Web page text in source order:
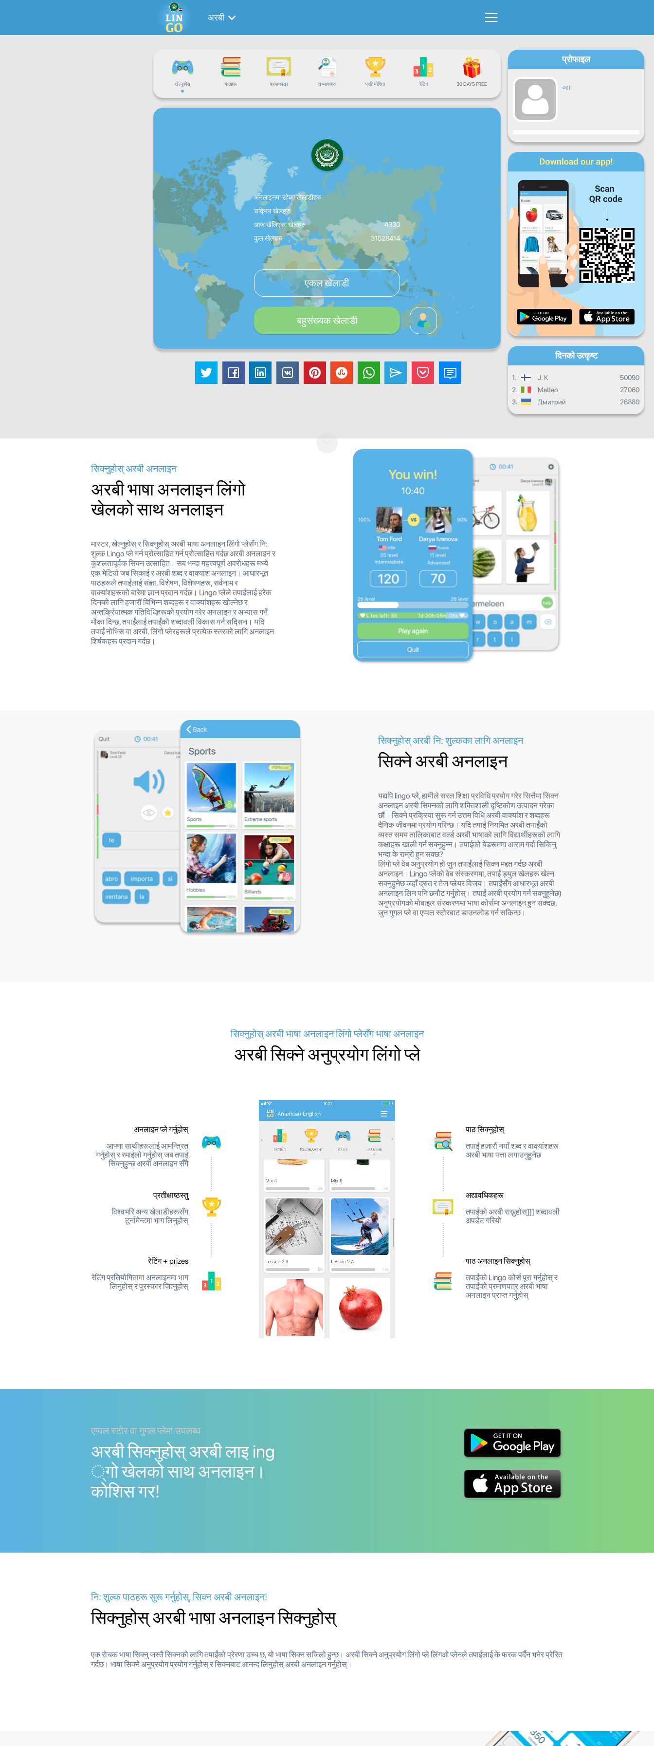
अरबी
खेल्नुहोस् पाठहरू प्रमाणपत्र तथ्यांकहरु प्रतियोगिता रेटिंग 30 DAYS FREE
अनलाइनमा रहेका खेलाडीहरु
सक्रिय खेलहरु
आज खेलिएका खेलहरु
4330
कुल खेलहरु
31528414
एकल खेलाडी
बहुसंख्यक खेलाडी
प्रोफाइल
तह|
प्रगति
सोमबार बुधबार बिहिबार
शनिबार आइतबार
दैनिक प्रगति
मासिक प्रगति
समग्र प्रगति
दिनको उत्कृष्ट
1. J. K
50090
2.
Matteo
27060
3.
Дмитрий 26880
सिक्नुहोस् अरबी अनलाइन
अरबी भाषा अनलाइन लिंगो
खेलको साथ अनलाइन
मास्टर, खेल्नुहोस् र सिक्नुहोस् अरबी भाषा अनलाइन लिंगो प्लेसँग नि:
शुल्क Lingo प्ले गर्न प्रोत्साहित गर्न प्रोत्साहित गर्दछ अरबी अनलाइन र
कुशलतापूर्वक सिक्न उत्साहित। सब भन्दा महत्त्वपूर्ण अवरोधहरू मध्ये
एक भेटियो जब सिकाई र अरबी शब्द र वाक्यांश अनलाइन। आधारभूत
पाठहरूले तपाईंलाई संज्ञा, विशेषण, विशेषणहरू, सर्वनाम र
वाक्यांशहरूको बारेमा ज्ञान प्रदान गर्दछ। Lingo प्लेले तपाईंलाई हरेक
दिनको लागि हजारौं बिभिन्न शब्दहरू र वाक्यांशहरू खोल्नेछ र
अन्तर्क्रियात्मक गतिविधिहरूको प्रयोग गरेर अनलाइन र अभ्यास गर्ने
मौका दिन्छ, तपाईंलाई तपाईंको शब्दावली विकास गर्न सद्सिन। यदि
तपाईं नोभिस वा अरबी, लिंगो प्लेरहरूले प्रत्येक स्तरको लागि अनलाइन
शिर्षकहरू प्रदान गर्दछ।
सिक्नुहोस् अरबी नि: शुल्कका लागि अनलाइन
सिक्ने अरबी अनलाइन
यद्यपि lingo प्ले, हामीले सरल शिक्षा प्रविधि प्रयोग गरेर सित्तैमा सिक्न
अनलाइन अरबी सिक्नको लागि शक्तिशाली दृष्टिकोण उत्पादन गरेका
छौं। सिक्ने प्रक्रिया सुरू गर्न उत्तम विधि अरबी वाक्यांश र शब्दहरू
दैनिक जीवनमा प्रयोग गरिन्छ। यदि तपाईं नियमित अरबी तपाईंको
व्यस्त समय तालिकाबाट वर्ल्ड अरबी भाषाको लागि विद्यार्थीहरूको लागि
कक्षाहरू खाली गर्न सक्नुहुन्न। तपाईको बेडरूममा आराम गर्दा सिकिनु
भन्दा के राम्रो हुन सक्छ?
लिंगो प्ले वेब अनुप्रयोग हो जुन तपाईंलाई सिक्न मद्दत गर्दछ अरबी
अनलाइन। Lingo प्लेको वेब संस्करणमा, तपाईं ड्युल खेलहरू खेल्न
सक्नुहुनेछ जहाँ द्रुत र तेज प्लेयर विजय। तपाईंसँग आधारभूत अरबी
अनलाइन लिन पनि छनौट गर्नुहोस्। तपाईं अरबी प्रयोग गर्न सक्नुहुनेछ)
अनुप्रयोगको मोबाइल संस्करणमा भाषा कोर्समा अनलाइन हुन सक्दछ,
जुन गुगल प्ले वा एप्पल स्टोरबाट डाउनलोड गर्न सकिन्छ।
सिक्नुहोस् अरबी भाषा अनलाइन लिंगो प्लेसँग भाषा अनलाइन
अरबी सिक्ने अनुप्रयोग लिंगो प्ले
अनलाइन प्ले गर्नुहोस्
आफ्ना साथीहरूलाई आमन्त्रित
गर्नुहोस् र रमाईलो गर्नुहोस् जब तपाईं
सिक्नुहुन्छ अरबी अनलाइन सँगै
प्रतीक्षाष्ठस्तु
विश्वभरि अन्य खेलाडीहरूसँग
टूर्नामेन्टमा भाग लिनुहोस्
रेटिंग + prizes
रेटिंग प्रतियोगितामा अनलाइनमा भाग
लिनुहोस् र पुरस्कार जित्नुहोस्
पाठ सिक्नुहोस्
तपाईं हजारौं नयाँ शब्द र वाक्यांशहरू
अरबी भाषा पत्ता लगाउनुहुनेछ
अद्यावधिकहरू
तपाईंको अरबी राख्नुहोस्]]] शब्दावली
अपडेट गरियो
पाठ अनलाइन सिक्नुहोस्
तपाईंको Lingo कोर्स पूरा गर्नुहोस् र
तपाईंको प्रमाणपत्र अरबी भाषा
अनलाइन प्राप्त गर्नुहोस्
एप्पल स्टोर वा गुगल प्लेमा उपलब्ध
अरबी सिक्नुहोस् अरबी लाइ ing
्गो खेलको साथ अनलाइन।
काेशिस गर!
नि: शुल्क पाठहरू सुरू गर्नुहोस्, सिक्न अरबी अनलाइन!
सिक्नुहोस् अरबी भाषा अनलाइन सिक्नुहोस्
एक रोचक भाषा सिक्नु जस्तै सिक्नको लागि तपाईंको प्रेरणा उच्च छ, यो भाषा सिक्न सजिलो हुन्छ। अरबी सिक्ने अनुप्रयोग लिंगो प्ले लिंगओ प्लेनले तपाईंलाई के फरक पर्दैन भनेर प्रेरित
गर्दछ। भाषा सिक्ने अनुप्रयोग प्रयोग गर्नुहोस् र सिक्नबाट आनन्द लिनुहोस् अरबी अनलाइन गर्नुहोस्।